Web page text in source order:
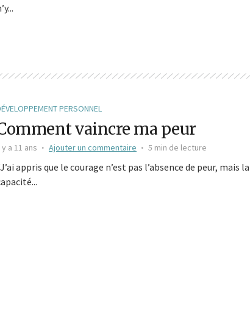
PERSONNEL
vaincre ma peur
y a 11 ans Ajouter un commentaire 5 min de lecture
appris que le courage n’est pas l’absence de peur, mais la